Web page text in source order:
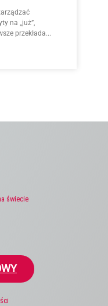
na „już”,
przekłada...
świecie